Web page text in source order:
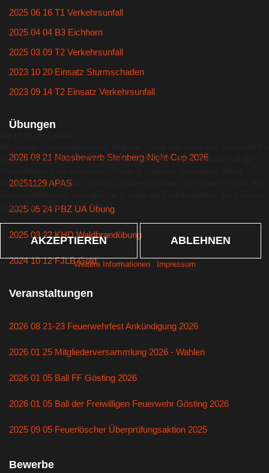
2025 06 16 T1 Verkehrsunfall
2025 04 04 B3 Eichhorn
2025 03 09 T2 Verkehrsunfall
2023 10 20 Einsatz Sturmschaden
2023 09 14 T2 Einsatz Verkehrsunfall
Übungen
2026 08 21 Nassbewerb Steinberg-Night-Cup 2026
20251129 APAS
2025 05 24 PBZ UA Übung
2025 03 22 KHD Waldbrandübung
2024 10 12 FJLB Gold
Veranstaltungen
2026 08 21-23 Feuerwehrfest Ankündigung 2026
2026 01 25 Mitgliederversammlung 2026 - Wahlen
2026 01 05 Ball FF Gösting 2026
2026 01 05 Ball der Freiwilligen Feuerwehr Gösting 2026
2025 09 05 Feuerlöscher Überprüfungsaktion 2025
Bewerbe
den Betrieb der Seite, während andere uns helfen, diese Website und die
entscheiden, ob Sie die Cookies zulassen möchten. Bitte beachten Sie, dass
Verfügung stehen.
AKZEPTIEREN ABLEHNEN
Weitere Informationen| Impressum